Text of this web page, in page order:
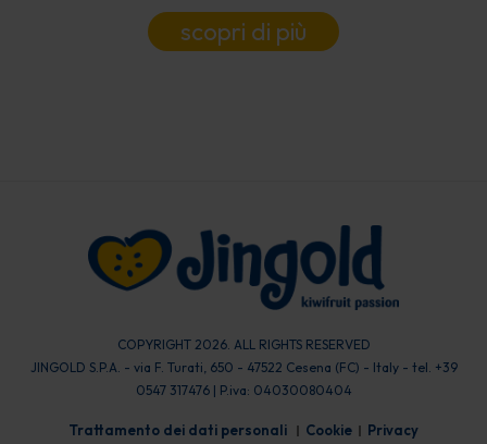
scopri di più
COPYRIGHT 2026. ALL RIGHTS RESERVED
JINGOLD S.P.A. - via F. Turati, 650 - 47522 Cesena (FC) - Italy - tel. +39
0547 317476 | P.iva: 04030080404
Trattamento dei dati personali Cookie Privacy